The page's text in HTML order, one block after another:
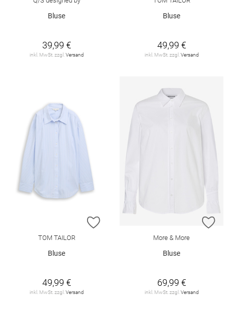
Bluse
39,99 €
inkl. MwSt. zzgl.Versand
Bluse
49,99 €
inkl. MwSt. zzgl.Versand
ZUR WUNSCHLISTE HINZUFÜGEN
TOM TAILOR
Bluse
49,99 €
inkl. MwSt. zzgl. Versand
More & More
Bluse
69,99 €
inkl. MwSt. zzgl. Versand